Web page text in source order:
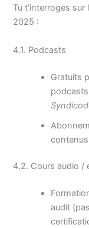
Tu t’interroges sur
2025 :
4.1. Podcasts
Gratuits
4.2. Cours audio /
audit